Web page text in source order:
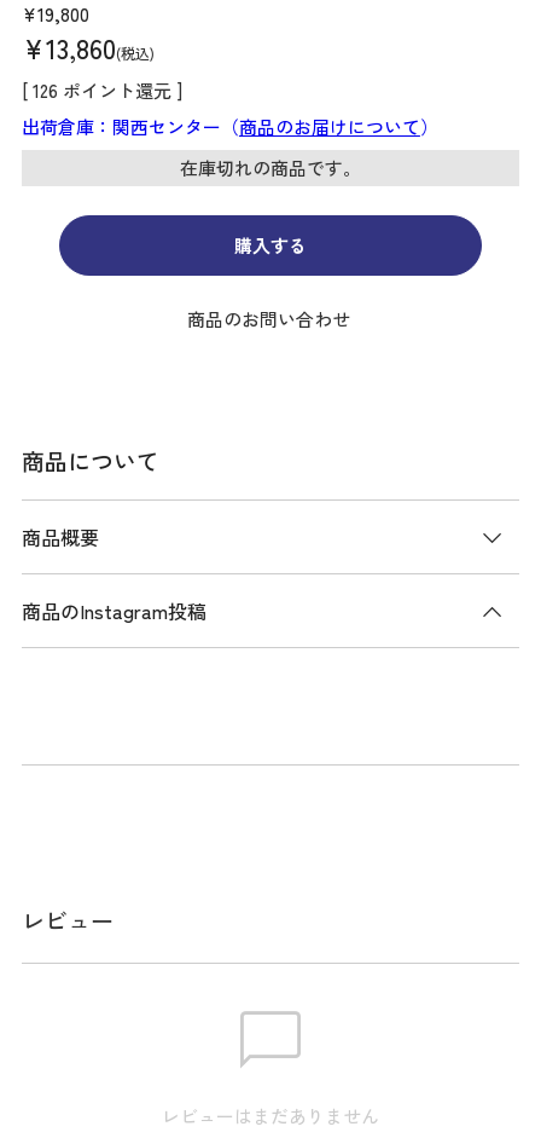
¥19,800
¥13,860 税込
[126 ポイント還元 ]
出荷倉庫：関西センター（商品のお届けについて）
在庫切れの商品です。
購入する
商品のお問い合わせ
商品について
商品概要
商品説明
デート。ゴルフに最適化したグリップ性の高いラギッド意匠
スペック
アッパー素材:人工皮革 ミッドソール:合成
底 アウトソール:ゴム底
2E(標準)
商品のInstagram投稿
レビュー
レビューはまだありません